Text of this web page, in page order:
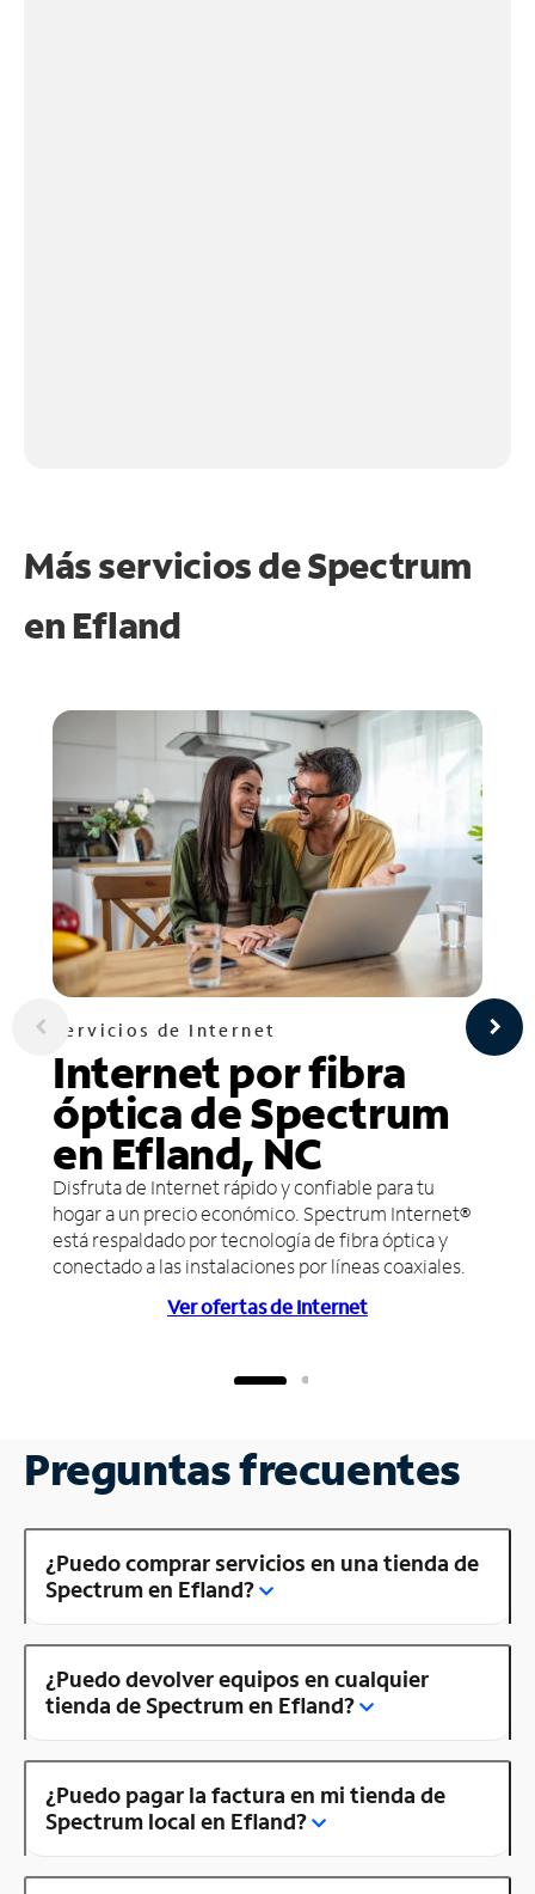
Más servicios de Spectrum
en Efland
Servicios de Internet
Internet por fibra
óptica de Spectrum
en Efland, NC
Disfruta de Internet rápido y confiable para tu
hogar a un precio económico. Spectrum Internet®
está respaldado por tecnología de fibra óptica y
conectado a las instalaciones por líneas coaxiales.
Ver ofertas de Internet
Preguntas frecuentes
¿Puedo comprar servicios en una tienda de
Spectrum en Efland?
¿Puedo devolver equipos en cualquier
tienda de Spectrum en Efland?
¿Puedo pagar la factura en mi tienda de
Spectrum local en Efland?